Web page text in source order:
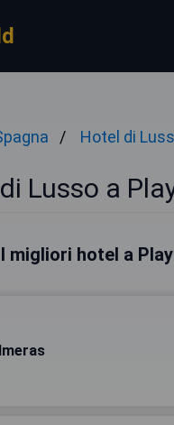
Hotel di
Lusso a
I migliori hotel a